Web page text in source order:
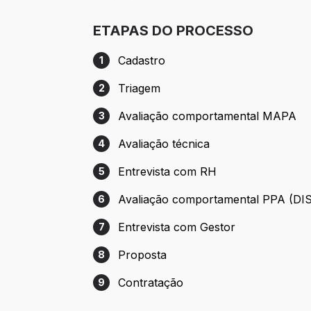
ETAPAS DO PROCESSO
Etapa 1: Cadastro
1 Cadastro
Etapa 2: Triagem
2 Triagem
Etapa 3: Avaliação comportamental MAPA
3 Avaliação comportamental MAPA
Etapa 4: Avaliação técnica
4 Avaliação técnica
Etapa 5: Entrevista com RH
5 Entrevista com RH
Etapa 6: Avaliação comportamental PPA
6 Avaliação comportamental PPA
Etapa 7: Entrevista com Gestor
7 Entrevista com Gestor
Etapa 8: Proposta
8 Proposta
Etapa 9: Contratação
9 Contratação